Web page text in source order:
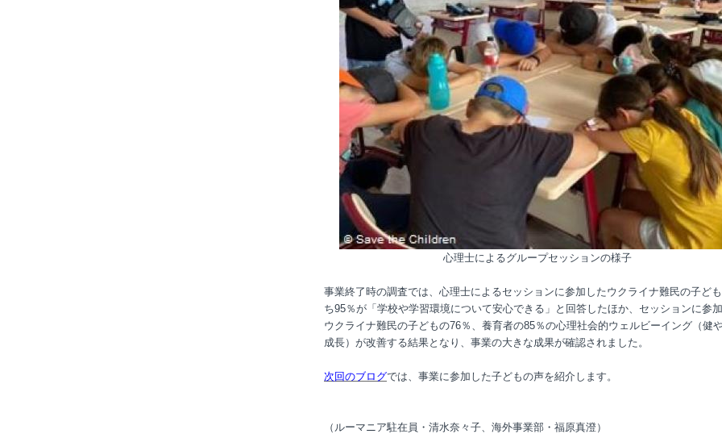
心理士によるグループセッションの様子
事業終了時の調査では、心理士によるセッションに参加したウクライナ難民の子ど
ち95％が「学校や学習環境について安心できる」と回答したほか、セッションに参
ウクライナ難民の子どもの76％、養育者の85％の心理社会的ウェルビーイング（健
成長）が改善する結果となり、事業の大きな成果が確認されました。
次回のブログでは、事業に参加した子どもの声を紹介します。
（ルーマニア駐在員・清水奈々子、海外事業部・福原真澄）